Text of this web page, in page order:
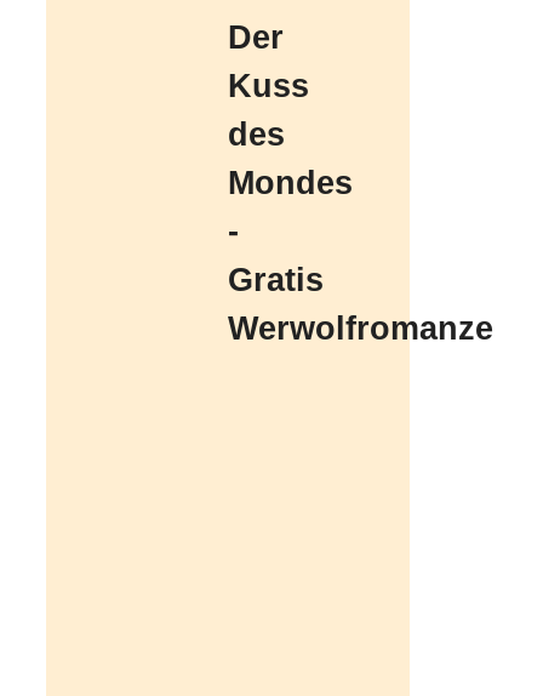
Der
Kuss
des
Mondes
-
Gratis
Werwolfromanze